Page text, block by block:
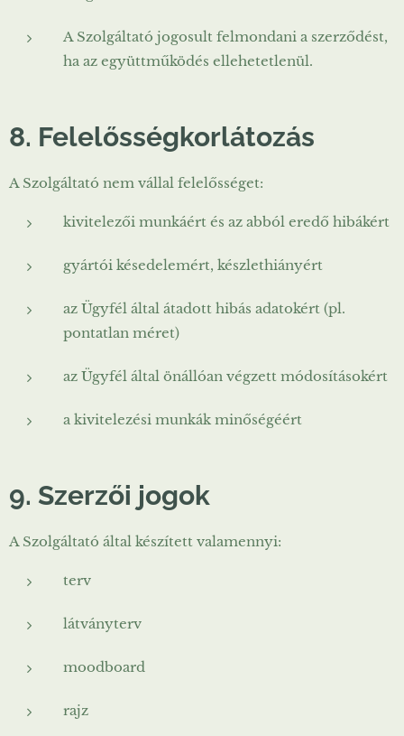
A Szolgáltató jogosult felmondani a szerződést,
ha az együttműködés ellehetetlenül.
8. Felelősségkorlátozás
A Szolgáltató nem vállal felelősséget:
kivitelezői munkáért és az abból eredő hibákért
gyártói késedelemért, készlethiányért
az Ügyfél által átadott hibás adatokért (pl.
pontatlan méret)
az Ügyfél által önállóan végzett módosításokért
a kivitelezési munkák minőségéért
9. Szerzői jogok
A Szolgáltató által készített valamennyi:
terv
látványterv
moodboard
rajz